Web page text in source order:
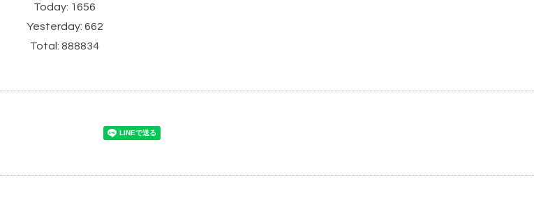
Today: 1656
Yesterday: 662
Total:888834